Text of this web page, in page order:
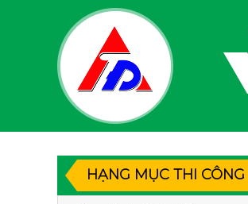
HẠNG MỤC THI CÔNG